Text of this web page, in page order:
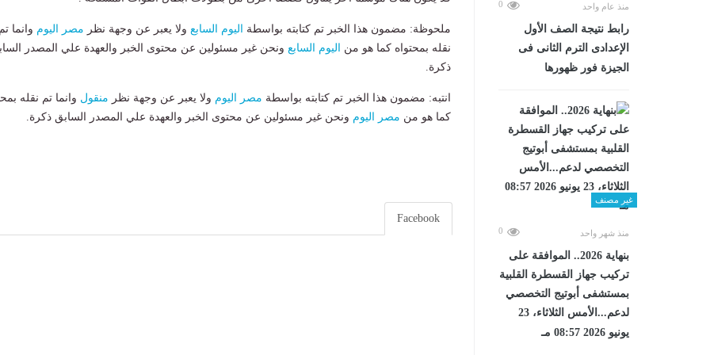
منذ عام واحد 0
رابط نتيجة الصف الأول
الإعدادى الترم الثانى فى
الجيزة فور ظهورها
غير مصنف
منذ شهر واحد 0
بنهاية 2026.. الموافقة على
تركيب جهاز القسطرة القلبية
بمستشفى أبوتيج التخصصي
لدعم...الأمس الثلاثاء، 23
يونيو 2026 08:57 مـ
ملحوظة: مضمون هذا الخبر تم كتابته بواسطة اليوم السابع ولا يعبر عن وجهة نظر مصر اليوم وانما تم
نقله بمحتواه كما هو من
اليوم السابع ونحن غير مسئولين عن محتوى الخبر والعهدة علي المصدر
ذكرة.
انتبه: مضمون هذا الخبر تم كتابته بواسطة مصر اليوم ولا يعبر عن وجهة نظر منقول وانما تم نقله
كما هو من مصر اليوم ونحن غير مسئولين عن محتوى الخبر والعهدة علي المصدر السابق ذكرة.
Facebook